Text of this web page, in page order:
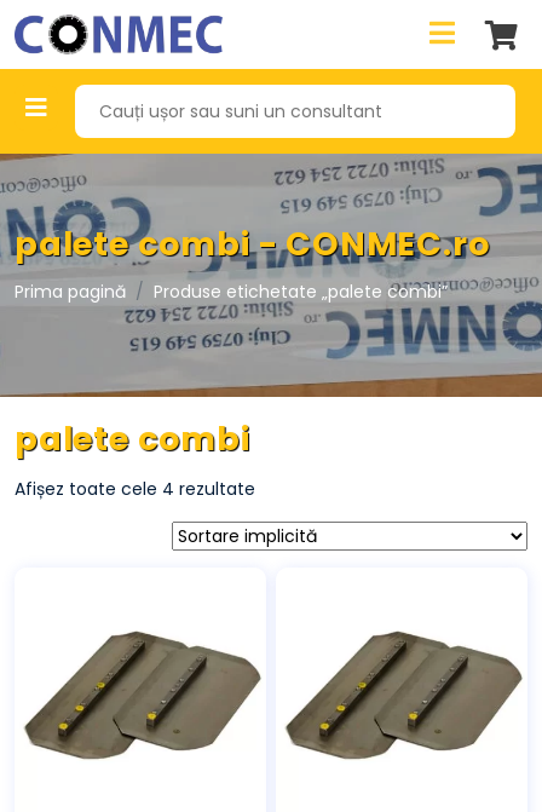
palete combi - CONMEC.ro
Prima pagină Produse etichetate „palete combi”
palete combi
Afișez toate cele 4 rezultate